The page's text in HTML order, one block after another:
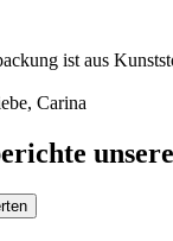
ist aus
Carina